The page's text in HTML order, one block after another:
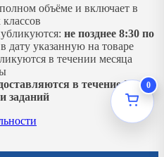
объёме и включает в
не позднее 8:30 по
в дату указанную на товаре
в течении месяца
в течение 2-ух
заданий
0